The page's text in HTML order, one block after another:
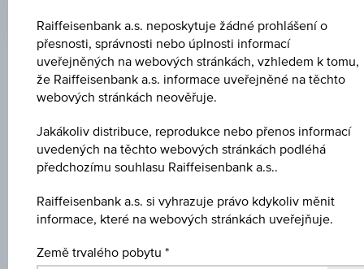
Klíčové údaje
Název
5,5 % Europa/USA Bonus&Sicherheit 4
ISIN / WKN
AT0000A33MC7 / RC0851
Podkladové aktivum
Raiffeisenbank a.s. neposkytuje žádné prohlášení o
přesnosti, správnosti nebo úplnosti informací
uveřejněných na webových stránkách, vzhledem k tomu,
že Raiffeisenbank a.s. informace uveřejněné na těchto
webových stránkách neověřuje.
Jakákoliv distribuce, reprodukce nebo přenos informací
uvedených na těchto webových stránkách podléhá
předchozímu souhlasu Raiffeisenbank a.s..
Raiffeisenbank a.s. si vyhrazuje právo kdykoliv měnit
informace, které na webových stránkách uveřejňuje.
Země trvalého pobytu